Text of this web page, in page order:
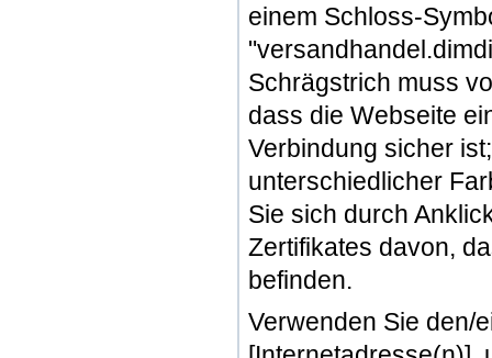
einem Schloss-
Schrägstrich muss
dass die Webseite
Verbindung sicher
unterschiedlicher
Sie sich durch
Zertifikates davon,
befinden.
Verwenden Sie den/